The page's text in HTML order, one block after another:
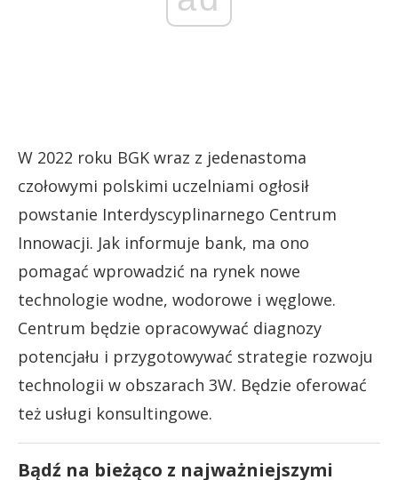
W 2022 roku BGK wraz z jedenastoma
czołowymi polskimi uczelniami ogłosił
powstanie Interdyscyplinarnego Centrum
Innowacji. Jak informuje bank, ma ono
pomagać wprowadzić na rynek nowe
technologie wodne, wodorowe i węglowe.
Centrum będzie opracowywać diagnozy
potencjału i przygotowywać strategie rozwoju
technologii w obszarach 3W. Będzie oferować
też usługi konsultingowe.
Bądź na bieżąco z najważniejszymi